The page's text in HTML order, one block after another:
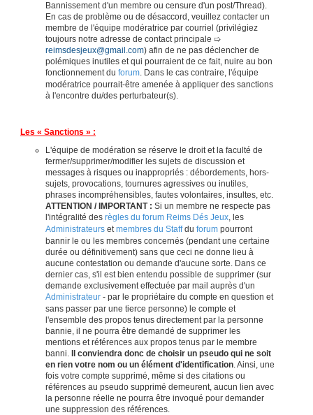
Bannissement d'un membre ou censure d'un post/Thread).
En cas de problème ou de désaccord, veuillez contacter un
membre de l'équipe modératrice par courriel (privilégiez
toujours notre adresse de contact principale ➯
reimsdesjeux@gmail.com) afin de ne pas déclencher de
polémiques inutiles et qui pourraient de ce fait, nuire au bon
fonctionnement du forum. Dans le cas contraire, l'équipe
modératrice pourrait-être amenée à appliquer des sanctions
à l'encontre du/des perturbateur(s).
Les « Sanctions » :
L'équipe de modération se réserve le droit et la faculté de
fermer/supprimer/modifier les sujets de discussion et
messages à risques ou inappropriés : débordements, hors-
sujets, provocations, tournures agressives ou inutiles,
phrases incompréhensibles, fautes volontaires, insultes, etc.
ATTENTION / IMPORTANT : Si un membre ne respecte pas
l'intégralité des règles du forum Reims Dés Jeux, les
Administrateurs etmembres du Staffdu forum pourront
bannir le ou les membres concernés (pendant une certaine
durée ou définitivement) sans que ceci ne donne lieu à
aucune contestation ou demande d'aucune sorte. Dans ce
dernier cas, s'il est bien entendu possible de supprimer (sur
demande exclusivement effectuée par mail auprès d'un
Administrateur - par le propriétaire du compte en question et
sans passer par une tierce personne) le compte et
l'ensemble des propos tenus directement par la personne
bannie, il ne pourra être demandé de supprimer les
mentions et références aux propos tenus par le membre
banni.
Il conviendra donc de choisir un pseudo qui ne soit
en rien votre nom ou un élément d'identification. Ainsi, une
fois votre compte supprimé, même si des citations ou
références au pseudo supprimé demeurent, aucun lien avec
la personne réelle ne pourra être invoqué pour demander
une suppression des références.